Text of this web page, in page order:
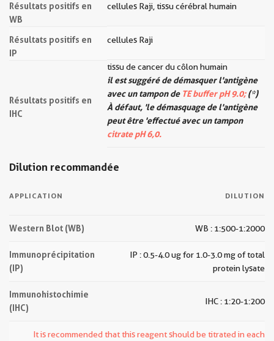
Résultats positifs en
WB
cellules Raji, tissu cérébral humain
Résultats positifs en
IP
cellules Raji
Résultats positifs en
IHC
tissu de cancer du côlon humain
il est suggéré de démasquer l'antigène
avec un tampon de TE buffer pH 9.0;(*)
À défaut, 'le démasquage de l'antigène
peut être 'effectué avec un tampon
citrate pH 6,0.
Dilution recommandée
APPLICATION DILUTION
Western Blot (WB) WB : 1:500-1:2000
Immunoprécipitation
(IP)
IP : 0.5-4.0 ug for 1.0-3.0 mg of total
protein lysate
Immunohistochimie
(IHC)
IHC : 1:20-1:200
It is recommended that this reagent should be titrated in each